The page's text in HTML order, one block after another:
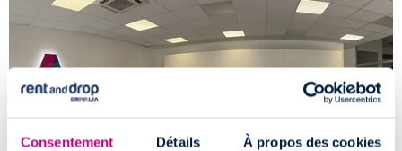
Consentement Détails À propos des cookies